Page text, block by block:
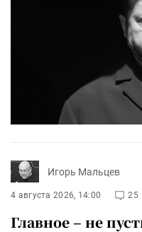
Игорь Мальцев
4 августа 2026, 14:00 25
Главное – не